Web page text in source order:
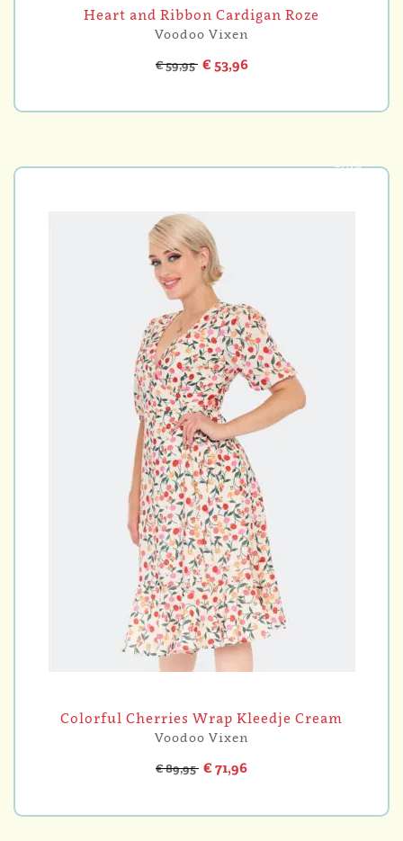
Heart and Ribbon Cardigan Roze
Voodoo Vixen
€ 59,95 € 53,96
-20%
Colorful Cherries Wrap Kleedje Cream
Voodoo Vixen
€ 89,95 € 71,96